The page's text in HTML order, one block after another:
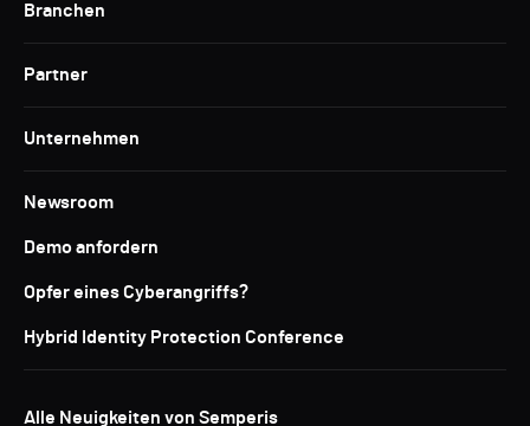
Branchen
Partner
Unternehmen
Newsroom
Demo anfordern
Opfer eines Cyberangriffs?
Hybrid Identity Protection Conference
Alle Neuigkeiten von Semperis